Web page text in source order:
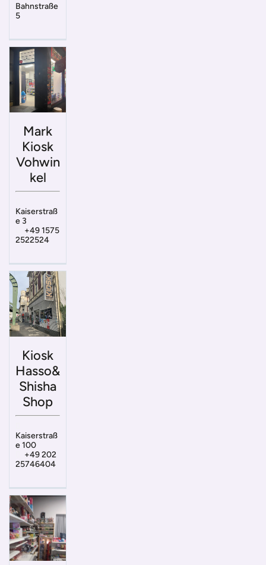
Bahnstraße
5
Mark
Kiosk
Vohwin
kel
Kaiserstraß
e 3
+49 1575
2522524
Kiosk
Hasso&
Shisha
Shop
Kaiserstraß
e 100
+49 202
25746404